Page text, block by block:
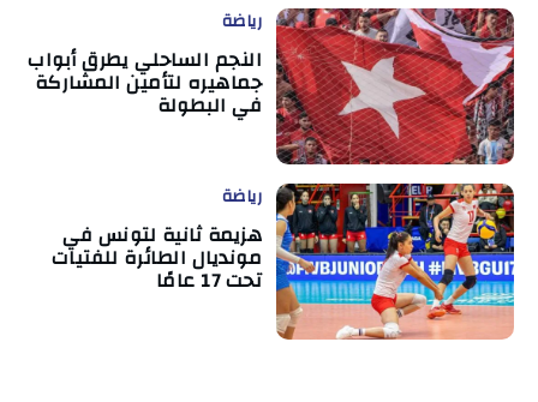
رياضة
النجم الساحلي يطرق أبواب
جماهيره لتأمين المشاركة
في البطولة
رياضة
هزيمة ثانية لتونس في
مونديال الطائرة للفتيات
تحت 17 عامًا